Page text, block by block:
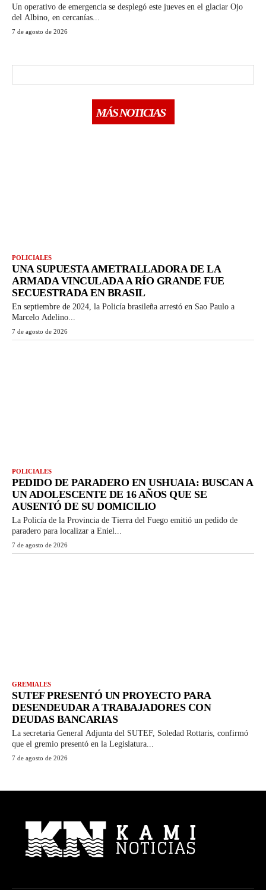
Un operativo de emergencia se desplegó este jueves en el glaciar Ojo
del Albino, en cercanías...
7 de agosto de 2026
MÁS NOTICIAS
POLICIALES
UNA SUPUESTA AMETRALLADORA DE LA
ARMADA VINCULADA A RÍO GRANDE FUE
SECUESTRADA EN BRASIL
En septiembre de 2024, la Policía brasileña arrestó en Sao Paulo a
Marcelo Adelino...
7 de agosto de 2026
POLICIALES
PEDIDO DE PARADERO EN USHUAIA: BUSCAN A
UN ADOLESCENTE DE 16 AÑOS QUE SE
AUSENTÓ DE SU DOMICILIO
La Policía de la Provincia de Tierra del Fuego emitió un pedido de
paradero para localizar a Eniel...
7 de agosto de 2026
GREMIALES
SUTEF PRESENTÓ UN PROYECTO PARA
DESENDEUDAR A TRABAJADORES CON
DEUDAS BANCARIAS
La secretaria General Adjunta del SUTEF, Soledad Rottaris, confirmó
que el gremio presentó en la Legislatura...
7 de agosto de 2026